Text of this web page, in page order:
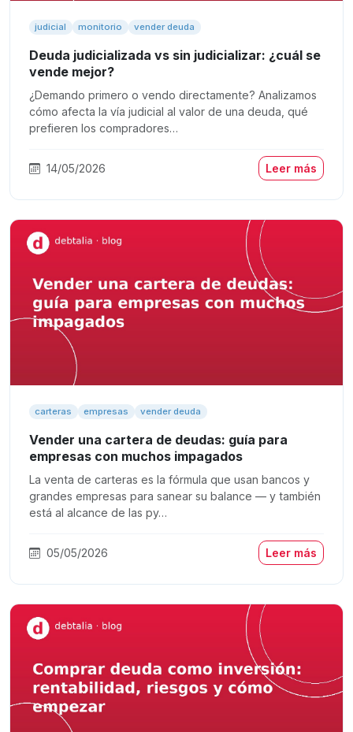
judicial monitorio vender deuda
Deuda judicializada vs sin judicializar: ¿cuál se
vende mejor?
¿Demando primero o vendo directamente? Analizamos
cómo afecta la vía judicial al valor de una deuda, qué
prefieren los compradores…
14/05/2026 Leer más
carteras empresas vender deuda
Vender una cartera de deudas: guía para
empresas con muchos impagados
La venta de carteras es la fórmula que usan bancos y
grandes empresas para sanear su balance — y también
está al alcance de las py…
05/05/2026 Leer más